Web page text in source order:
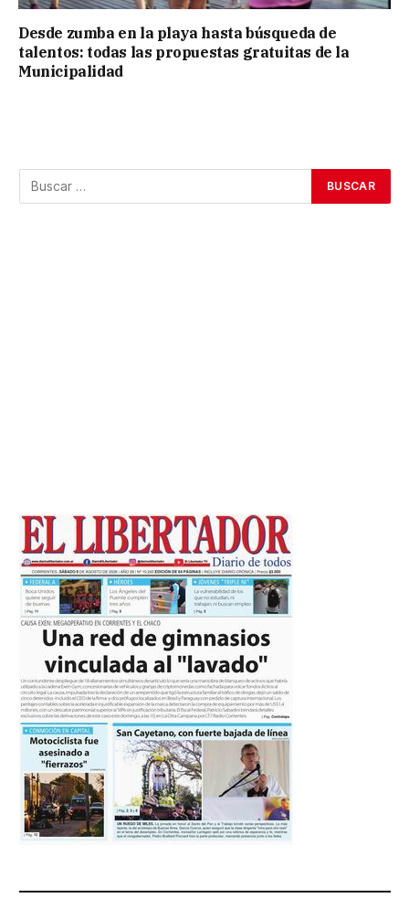
Desde zumba en la playa hasta búsqueda de
talentos: todas las propuestas gratuitas de la
Municipalidad